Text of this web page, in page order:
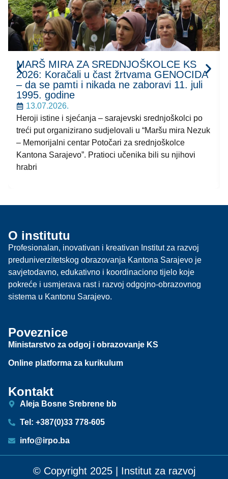
MARŠ MIRA ZA SREDNJOŠKOLCE KS
2026: Koračali u čast žrtvama GENOCIDA
– da se pamti i nikada ne zaboravi 11. juli
1995. godine
13.07.2026.
Heroji istine i sjećanja – sarajevski srednjoškolci po
treći put organizirano sudjelovali u “Maršu mira Nezuk
– Memorijalni centar Potočari za srednjoškolce
Kantona Sarajevo”. Pratioci učenika bili su njihovi
hrabri
O institutu
Profesionalan, inovativan i kreativan Institut za razvoj
preduniverzitetskog obrazovanja Kantona Sarajevo je
savjetodavno, edukativno i koordinaciono tijelo koje
pokreće i usmjerava rast i razvoj odgojno-obrazovnog
sistema u Kantonu Sarajevo.
Poveznice
Ministarstvo za odgoj i obrazovanje KS
Online platforma za kurikulum
Kontakt
Aleja Bosne Srebrene bb
Tel: +387(0)33 778-605
info@irpo.ba
© Copyright 2025 | Institut za razvoj